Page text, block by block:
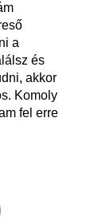
a
és
akkor
Komoly
fel erre